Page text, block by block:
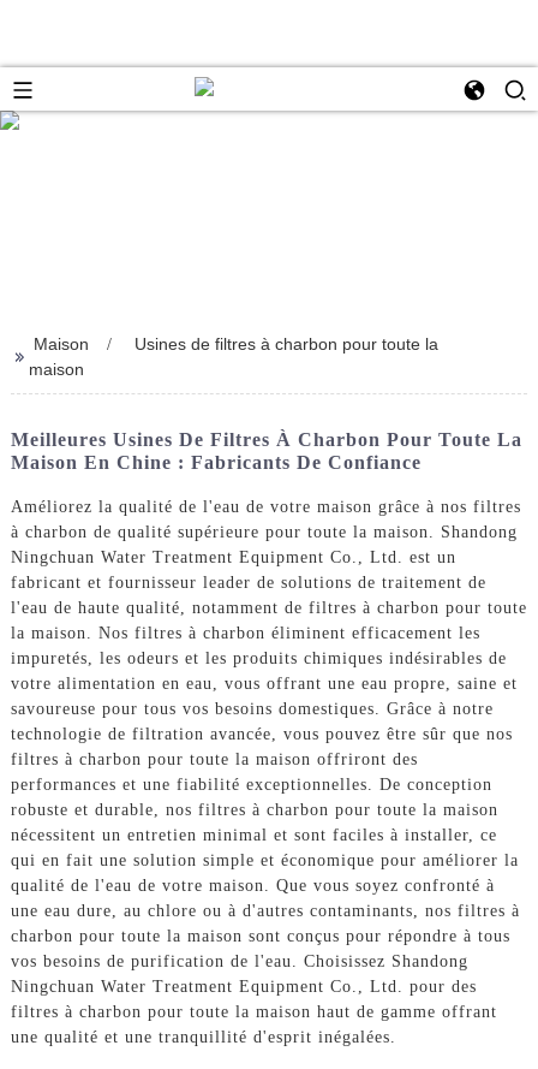
>> Maison
Usines de filtres à charbon pour toute la
maison
Meilleures Usines De Filtres À Charbon Pour Toute La
Maison En Chine : Fabricants De Confiance
Améliorez la qualité de l'eau de votre maison grâce à nos filtres
à charbon de qualité supérieure pour toute la maison. Shandong
Ningchuan Water Treatment Equipment Co., Ltd. est un
fabricant et fournisseur leader de solutions de traitement de
l'eau de haute qualité, notamment de filtres à charbon pour toute
la maison. Nos filtres à charbon éliminent efficacement les
impuretés, les odeurs et les produits chimiques indésirables de
votre alimentation en eau, vous offrant une eau propre, saine et
savoureuse pour tous vos besoins domestiques. Grâce à notre
technologie de filtration avancée, vous pouvez être sûr que nos
filtres à charbon pour toute la maison offriront des
performances et une fiabilité exceptionnelles. De conception
robuste et durable, nos filtres à charbon pour toute la maison
nécessitent un entretien minimal et sont faciles à installer, ce
qui en fait une solution simple et économique pour améliorer la
qualité de l'eau de votre maison. Que vous soyez confronté à
une eau dure, au chlore ou à d'autres contaminants, nos filtres à
charbon pour toute la maison sont conçus pour répondre à tous
vos besoins de purification de l'eau. Choisissez Shandong
Ningchuan Water Treatment Equipment Co., Ltd. pour des
filtres à charbon pour toute la maison haut de gamme offrant
une qualité et une tranquillité d'esprit inégalées.